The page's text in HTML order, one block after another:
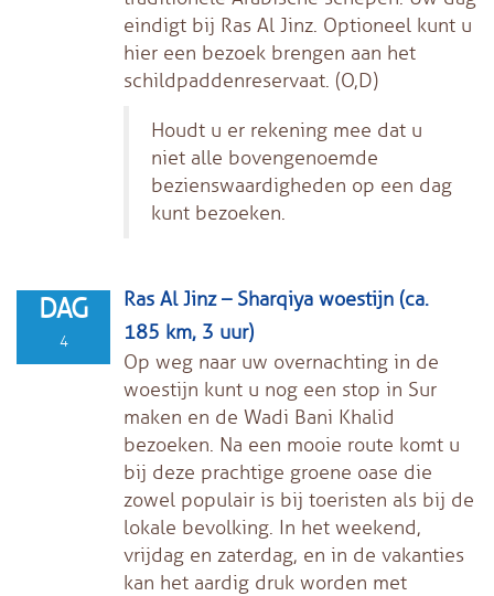
eindigt bij Ras Al Jinz. Optioneel kunt u
hier een bezoek brengen aan het
schildpaddenreservaat. (O,D)
Houdt u er rekening mee dat u
niet alle bovengenoemde
bezienswaardigheden op een dag
kunt bezoeken.
DAG
4
Ras Al Jinz – Sharqiya woestijn (ca.
185 km, 3 uur)
Op weg naar uw overnachting in de
woestijn kunt u nog een stop in Sur
maken en de Wadi Bani Khalid
bezoeken. Na een mooie route komt u
bij deze prachtige groene oase die
zowel populair is bij toeristen als bij de
lokale bevolking. In het weekend,
vrijdag en zaterdag, en in de vakanties
kan het aardig druk worden met